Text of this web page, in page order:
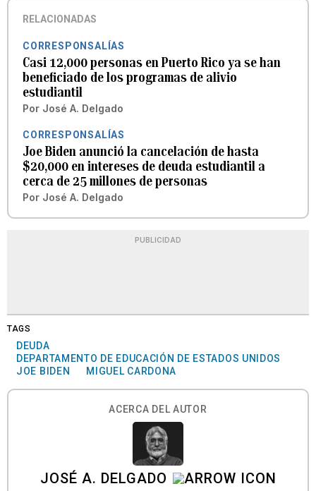
RELACIONADAS
CORRESPONSALÍAS
Casi 12,000 personas en Puerto Rico ya se han
beneficiado de los programas de alivio
estudiantil
Por José A. Delgado
CORRESPONSALÍAS
Joe Biden anunció la cancelación de hasta
$20,000 en intereses de deuda estudiantil a
cerca de 25 millones de personas
Por José A. Delgado
PUBLICIDAD
TAGS
DEUDA
DEPARTAMENTO DE EDUCACIÓN DE ESTADOS UNIDOS
JOE BIDEN
MIGUEL CARDONA
ACERCA DEL AUTOR
JOSÉ A. DELGADO